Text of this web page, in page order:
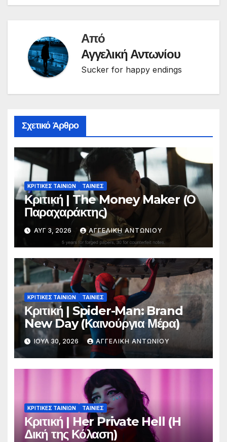
Από
Αγγελική Αντωνίου
Sucker for happy endings
Σχετικό Άρθρο
ΚΡΙΤΙΚΕΣ ΤΑΙΝΙΩΝ ΤΑΙΝΙΕΣ
Κριτική | The Money Maker (Ο
Παραχαράκτης)
ΑΥΓ 3, 2026 ΑΓΓΕΛΙΚΉ ΑΝΤΩΝΊΟΥ
ΚΡΙΤΙΚΕΣ ΤΑΙΝΙΩΝ ΤΑΙΝΙΕΣ
Κριτική | Spider-Man: Brand
New Day (Καινούργια Μέρα)
ΙΟΎΛ 30, 2026 ΑΓΓΕΛΙΚΉ ΑΝΤΩΝΊΟΥ
ΚΡΙΤΙΚΕΣ ΤΑΙΝΙΩΝ ΤΑΙΝΙΕΣ
Κριτική | Her Private Hell (H
Δική της Κόλαση)